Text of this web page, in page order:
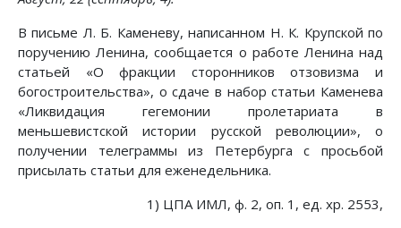
В письме Л. Б. Каменеву, написанном Н. К. Крупской по
поручению Ленина, сообщается о работе Ленина над
статьей «О фракции сторонников отзовизма и
богостроительства», о сдаче в набор статьи Каменева
«Ликвидация гегемонии пролетариата в
меньшевистской истории русской революции», о
получении телеграммы из Петербурга с просьбой
присылать статьи для еженедельника.
1) ЦПА ИМЛ, ф. 2, оп. 1, ед. хр. 2553,